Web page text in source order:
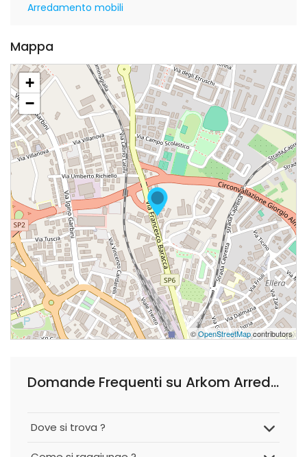
Arredamento mobili
Mappa
+
−
©OpenStreetMapcontributors
Domande Frequenti su Arkom Arredi S.r.l.
Dove si trova ?